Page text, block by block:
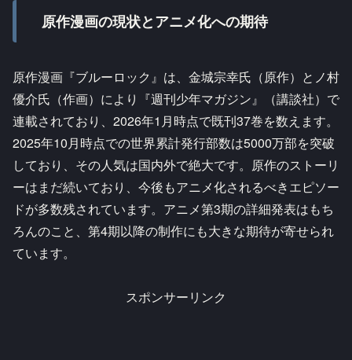
原作漫画の現状とアニメ化への期待
原作漫画『ブルーロック』は、金城宗幸氏（原作）とノ村
優介氏（作画）により『週刊少年マガジン』（講談社）で
連載されており、2026年1月時点で既刊37巻を数えます。
2025年10月時点での世界累計発行部数は5000万部を突破
しており、その人気は国内外で絶大です。原作のストーリ
ーはまだ続いており、今後もアニメ化されるべきエピソー
ドが多数残されています。アニメ第3期の詳細発表はもち
ろんのこと、第4期以降の制作にも大きな期待が寄せられ
ています。
スポンサーリンク